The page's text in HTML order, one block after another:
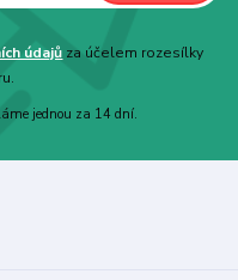
údajů za účelem rozesílky
jednou za 14 dní.